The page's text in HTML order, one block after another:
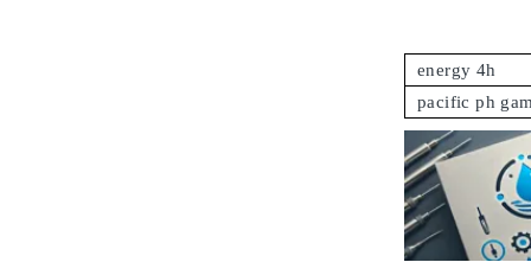
energy 4h
pacific ph